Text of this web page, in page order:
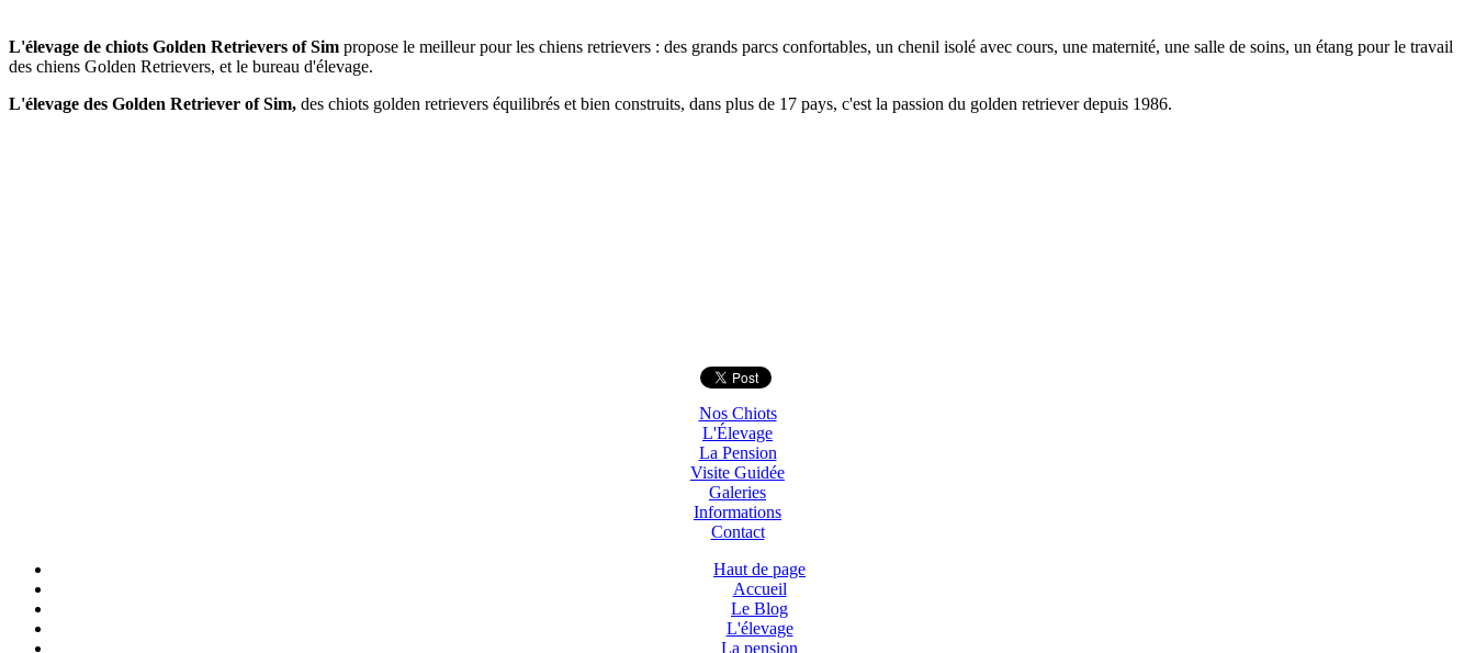
L'élevage de chiots Golden Retrievers of Sim propose le meilleur pour les chiens retrievers : des grands parcs confortables, un chenil isolé avec cours, une maternité, une salle de soins, un étang pour le travail
des chiens Golden Retrievers, et le bureau d'élevage.
L'élevage des Golden Retriever of Sim, des chiots golden retrievers équilibrés et bien construits, dans plus de 17 pays, c'est la passion du golden retriever depuis 1986.
Nos Chiots
L'Élevage
La Pension
Visite Guidée
Galeries
Informations
Contact
Haut de page
Accueil
Le Blog
L'élevage
La pension